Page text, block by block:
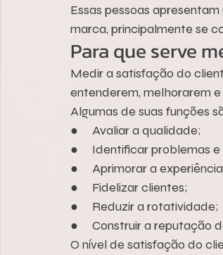
Essas pessoas
marca, principalmente se
Para que serve
Medir a satisfação do
entenderem, melhorarem
Algumas de suas funções
●     Avaliar a qualidade;
●     Identificar problemas e
●     Aprimorar a
●     Fidelizar clientes;
●     Reduzir a rotatividade;
●     Construir a reputação
O nível de satisfação do